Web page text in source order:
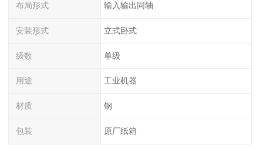
布局形式 输入输出同轴
安装形式 立式卧式
级数 单级
用途 工业机器
材质 钢
包装 原厂纸箱